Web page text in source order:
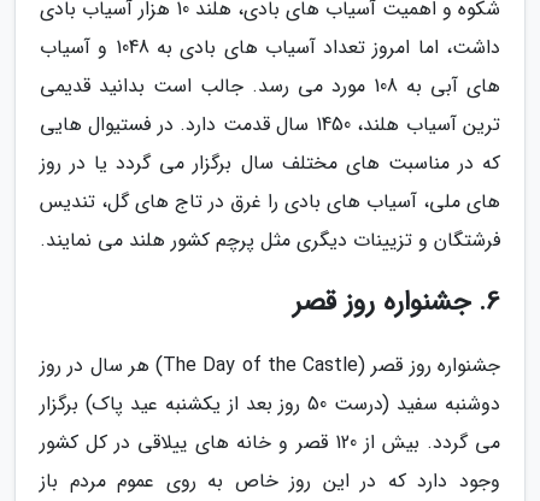
شکوه و اهمیت آسیاب های بادی، هلند 10 هزار آسیاب بادی
داشت، اما امروز تعداد آسیاب های بادی به 1048 و آسیاب
های آبی به 108 مورد می رسد. جالب است بدانید قدیمی
ترین آسیاب هلند، 1450 سال قدمت دارد. در فستیوال هایی
که در مناسبت های مختلف سال برگزار می گردد یا در روز
های ملی، آسیاب های بادی را غرق در تاج های گل، تندیس
فرشتگان و تزیینات دیگری مثل پرچم کشور هلند می نمایند.
6. جشنواره روز قصر
جشنواره روز قصر (The Day of the Castle) هر سال در روز
دوشنبه سفید (درست 50 روز بعد از یکشنبه عید پاک) برگزار
می گردد. بیش از 120 قصر و خانه های ییلاقی در کل کشور
وجود دارد که در این روز خاص به روی عموم مردم باز